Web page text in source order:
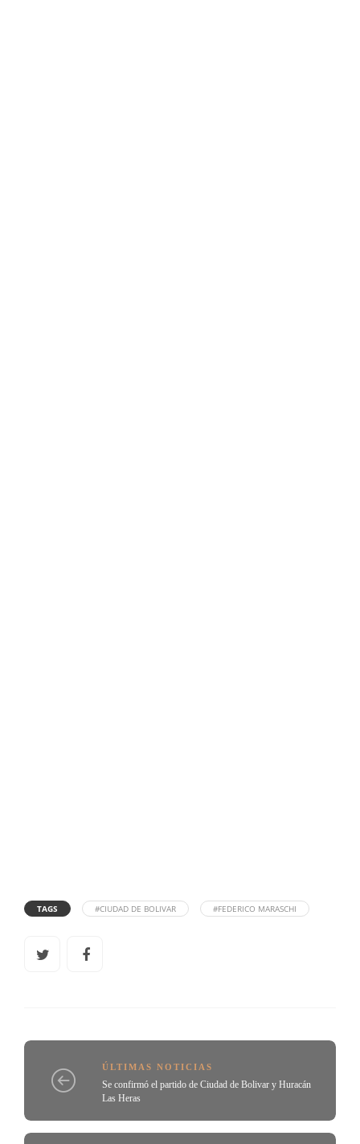
TAGS #CIUDAD DE BOLIVAR #FEDERICO MARASCHI
ÚLTIMAS NOTICIAS
Se confirmó el partido de Ciudad de Bolivar y Huracán
Las Heras